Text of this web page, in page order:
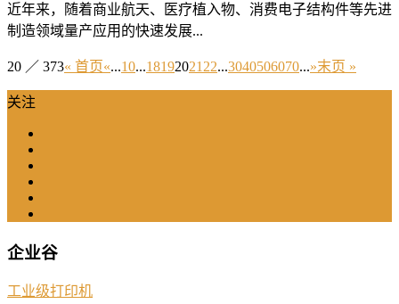
近年来，随着商业航天、医疗植入物、消费电子结构件等先进
制造领域量产应用的快速发展...
20 ／ 373« 首页«...10...18192021 22...3040506070...»末页 »
关注
企业谷
工业级打印机